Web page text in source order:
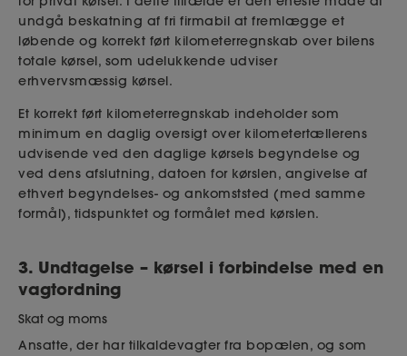
undgå beskatning af fri firmabil at fremlægge et
løbende og korrekt ført kilometerregnskab over bilens
totale kørsel, som udelukkende udviser
erhvervsmæssig kørsel.
Et korrekt ført kilometerregnskab indeholder som
minimum en daglig oversigt over kilometertællerens
udvisende ved den daglige kørsels begyndelse og
ved dens afslutning, datoen for kørslen, angivelse af
ethvert begyndelses- og ankomststed (med samme
formål), tidspunktet og formålet med kørslen.
3. Undtagelse – kørsel i forbindelse med en
vagtordning
Skat og moms
Ansatte, der har tilkaldevagter fra bopælen, og som